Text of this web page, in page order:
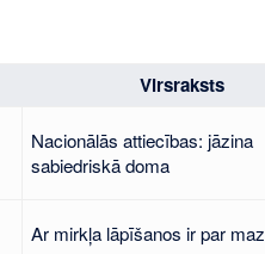
Virsraksts
Nacionālās attiecības: jāzina
sabiedriskā doma
Ar mirkļa lāpīšanos ir par maz